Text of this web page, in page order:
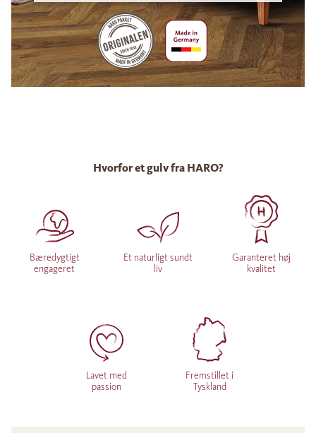
Hvorfor et gulv fra HARO?
Bæredygtigt
engageret
Et naturligt sundt
liv
Garanteret høj
kvalitet
Lavet med
passion
Fremstillet i
Tyskland